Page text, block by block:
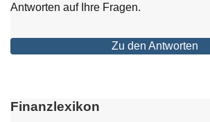
Antworten auf Ihre Fragen.
Zu den Antworten
Öffnet
Finanzlexikon